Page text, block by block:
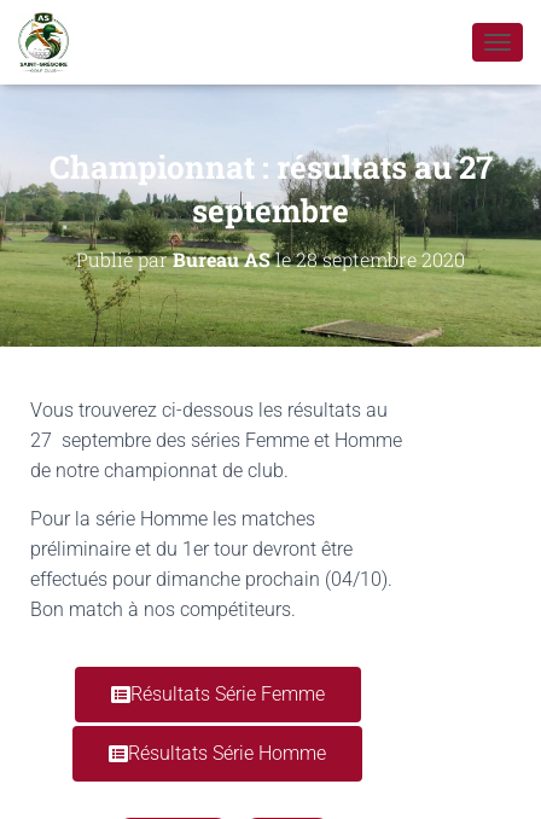
D
É
I
E
A
N
V
I
Championnat : résultats au 27
septembre
Publié parBureau ASle28 septembre 2020
Vous trouverez ci-dessous les résultats au
27 septembre des séries Femme et Homme
de notre championnat de club.
Pour la série Homme les matches
préliminaire et du 1er tour devront être
effectués pour dimanche prochain (04/10).
Bon match à nos compétiteurs.
Résultats Série Femme
Résultats Série Homme